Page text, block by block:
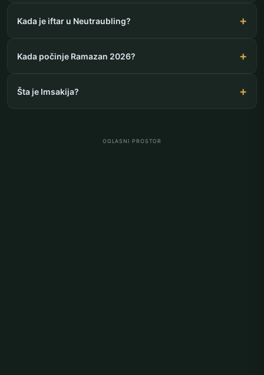
Kada je iftar u Neutraubling?
Kada počinje Ramazan 2026?
Šta je Imsakija?
OGLASNI PROSTOR